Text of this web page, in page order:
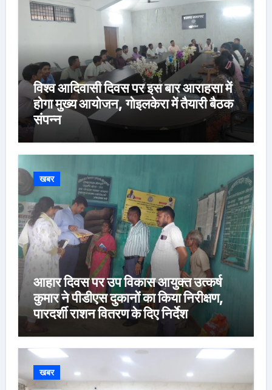
विश्व आदिवासी दिवस पर इस बार आराहसा में
होगा मुख्य आयोजन, गोइलकेरा में तैयारी बैठक
संपन्न
खबर
आहार दिवस पर उप विकास आयुक्त उत्कर्ष
कुमार ने पीडीएस दुकानों का किया निरीक्षण,
पारदर्शी राशन वितरण के दिए निर्देश
खबर